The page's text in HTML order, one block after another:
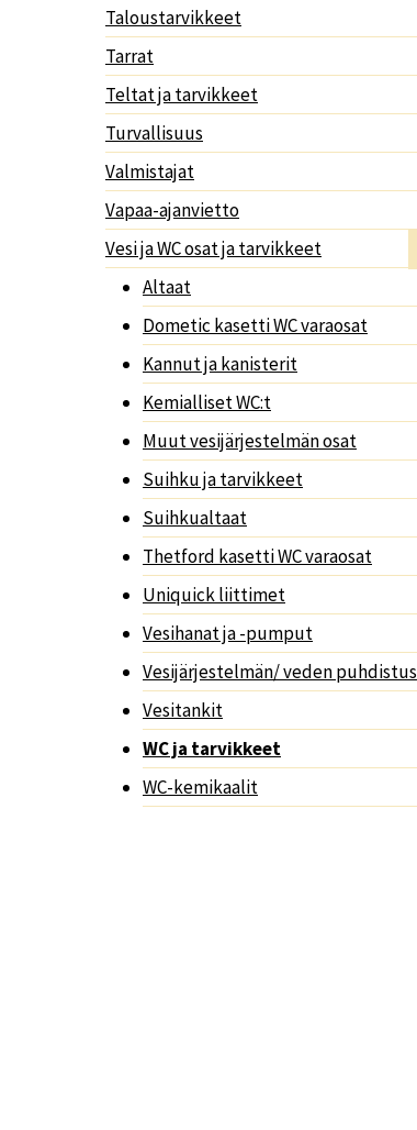
Taloustarvikkeet
Tarrat
Teltat ja tarvikkeet
Turvallisuus
Valmistajat
Vapaa-ajanvietto
Vesi ja WC osat ja tarvikkeet
Altaat
Dometic kasetti WC varaosat
Kannut ja kanisterit
Kemialliset WC:t
Muut vesijärjestelmän osat
Suihku ja tarvikkeet
Suihkualtaat
Thetford kasetti WC varaosat
Uniquick liittimet
Vesihanat ja -pumput
Vesijärjestelmän/ veden puhdistus
Vesitankit
WC ja tarvikkeet
WC-kemikaalit